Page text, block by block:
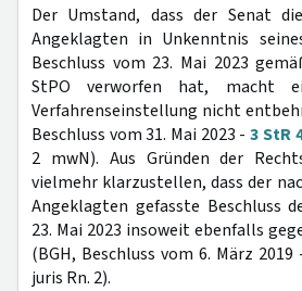
Der Umstand, dass der Senat
Angeklagten in Unkenntnis
Beschluss vom 23. Mai 2023
StPO verworfen hat, macht
Verfahrenseinstellung nicht
Beschluss vom 31. Mai 2023 -3 StR
2 mwN). Aus Gründen der
vielmehr klarzustellen, dass der
Angeklagten gefasste Beschluss
23. Mai 2023 insoweit ebenfalls
(BGH, Beschluss vom 6. März 2019
juris Rn. 2).